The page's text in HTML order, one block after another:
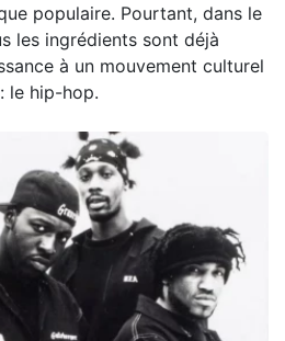
populaire. Pourtant, dans le
les ingrédients sont déjà
à un mouvement culturel
le hip-hop.